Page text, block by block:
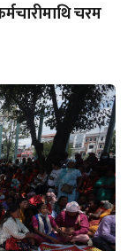
चरम